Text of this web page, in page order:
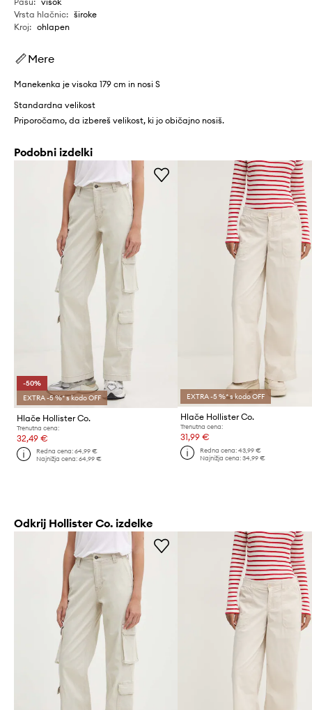
Vrsta hlačnic: široke
Kroj: ohlapen
Mere
Manekenka je visoka 179 cm in nosi S
Standardna velikost
Priporočamo, da izbereš velikost, ki jo običajno nosiš.
Podobni izdelki
-50%
EXTRA -5 %* s kodo OFF
Hlače Hollister Co.
Trenutna cena:
32,49 €
Redna cena:64,99 €
Najnižja cena:64,99 €
EXTRA -5 %* s kodo OFF
Hlače Hollister Co.
Trenutna cena:
31,99 €
Redna cena: 43,99 €
Najnižja cena: 34,99 €
Odkrij Hollister Co. izdelke